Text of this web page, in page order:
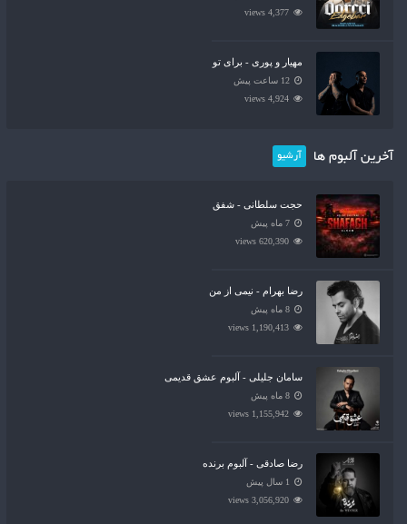
4,377 views
مهیار و پوری - برای تو
12 ساعت پیش
4,924 views
آخرین آلبوم ها آرشیو
حجت سلطانی - شفق
7 ماه پیش
620,390 views
رضا بهرام - نیمی از من
8 ماه پیش
1,190,413 views
سامان جلیلی - آلبوم عشق قدیمی
8 ماه پیش
1,155,942 views
رضا صادقی - آلبوم برنده
1 سال پیش
3,056,920 views